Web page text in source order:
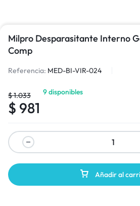
Milpro Desparasitante Interno
Comp
Referencia: MED-BI-VIR-024
$1.033
$ 981
9 disponibles
Añadir al